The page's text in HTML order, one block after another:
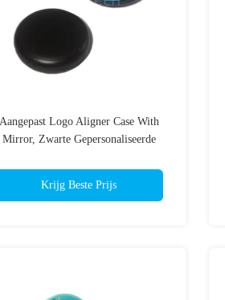
Logo Aligner Case With
Mirror, Zwarte Gepersonaliseerde
Krijg Beste Prijs